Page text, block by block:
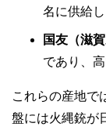
名に供給し
国友（滋賀
であり、
これらの産地で
盤には火縄銃が